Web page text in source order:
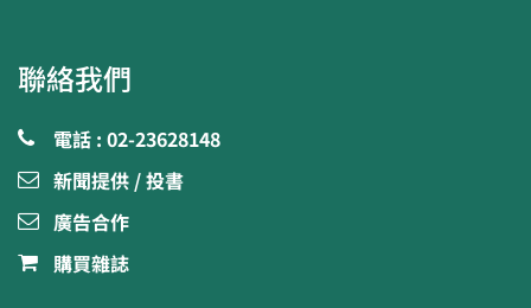
聯絡我們
電話 : 02-23628148
新聞提供 / 投書
廣告合作
購買雜誌